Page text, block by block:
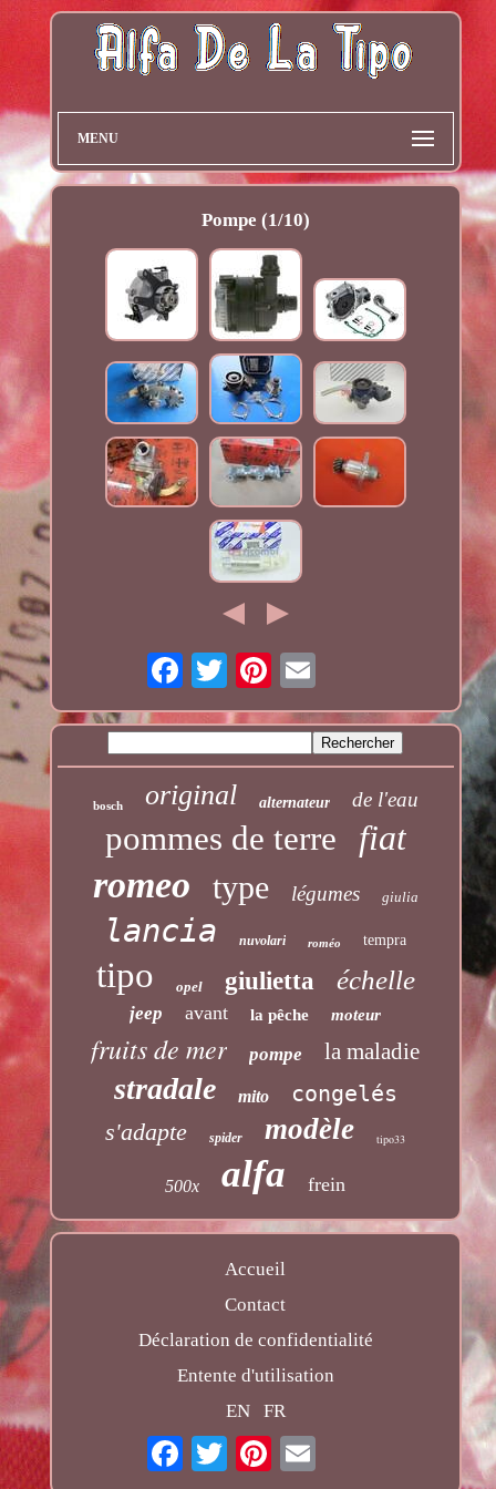
MENU
Pompe (1/10)
bosch original alternateur de l'eau
pommes de terre fiat
romeo type légumes giulia
lancia nuvolari roméo tempra
tipo opel giulietta échelle
jeep avant la pêche moteur
fruits de mer pompe la maladie
stradale mito congelés
s'adapte spider modèle tipo33
500x alfa frein
Accueil
Contact
Déclaration de confidentialité
Entente d'utilisation
EN
FR